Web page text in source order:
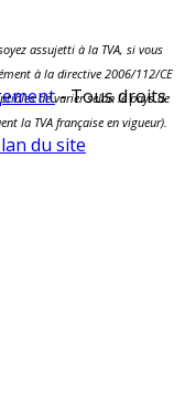
assujetti à la TVA, si vous
à la directive 2006/112/CE
de varier selon le pays de
la TVA française en vigueur).
- Tous droits
du site